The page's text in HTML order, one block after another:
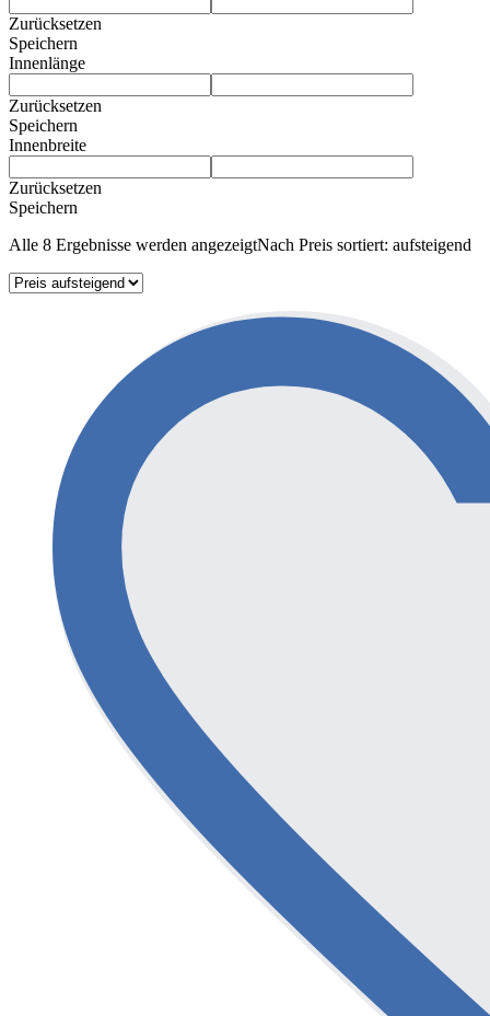
Zurücksetzen
Speichern
Innenlänge
Zurücksetzen
Speichern
Innenbreite
Zurücksetzen
Speichern
Alle 8 Ergebnisse werden angezeigtNach Preis sortiert: aufsteigend